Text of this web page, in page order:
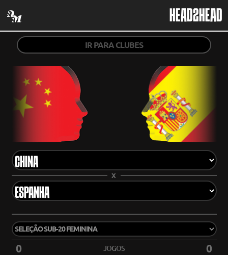
HEAD2HEAD
IR PARA CLUBES
X
0 JOGOS 0